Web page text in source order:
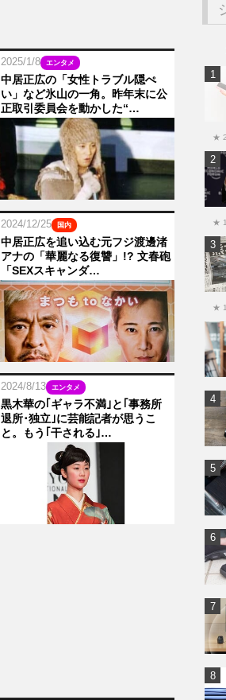
2025/1/8 エンタメ
中居正広の「女性トラブル隠ぺ
い」など氷山の一角。昨年末に公
正取引委員会を動かした“…
2024/12/25 国内
中居正広を追い込む元フジ渡邊渚
アナの「華麗なる復讐」!? 文春砲
「SEXスキャンダ…
2024/8/13 エンタメ
黒木華の｢ギャラ不満｣と｢事務所
退所･独立｣に芸能記者が思うこ
と。もう｢干される｣…
★ 2
★ 1
★ 1